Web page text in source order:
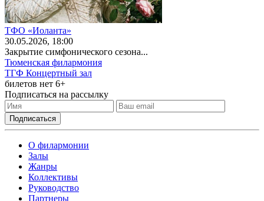
ТФО «Иоланта»
30.05.2026, 18:00
Закрытие симфонического сезона...
Тюменская филармония
ТГФ Концертный зал
билетов нет 6+
Подписаться на рассылку
О филармонии
Залы
Жанры
Коллективы
Руководство
Партнеры